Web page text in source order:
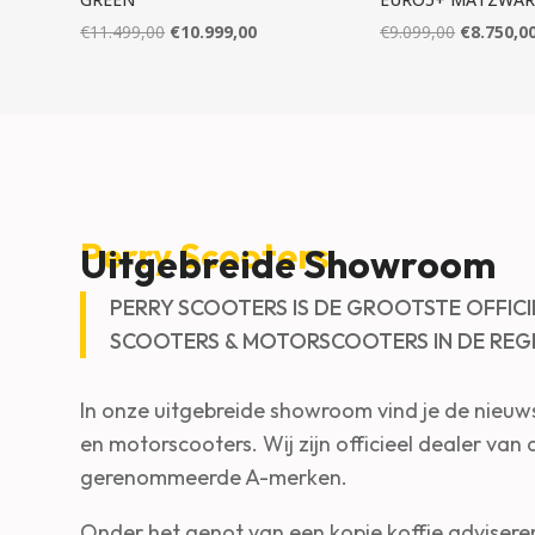
€11.499,00 Oorspronkelijke
€10.999,00Huidige
€9.099,00 €
Perry Scooters
Uitgebreide Showroom
PERRY SCOOTERS IS DE GROOTSTE
SCOOTERS & MOTORSCOOTERS IN DE
In onze uitgebreide showroom vind je de
en motorscooters. Wij zijn officieel dealer van
gerenommeerde A-merken.